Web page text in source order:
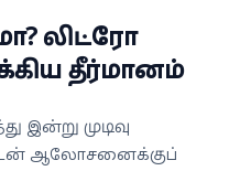
லிட்ரோ
தீர்மானம்
இன்று முடிவு
ஆலோசனைக்குப்